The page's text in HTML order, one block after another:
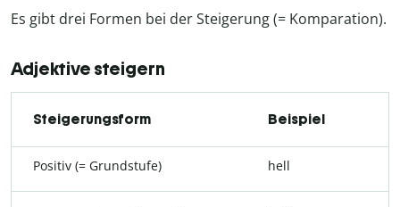
Es gibt drei Formen bei der Steigerung (= Komparation).
Adjektive steigern
Steigerungsform Beispiel
Positiv (= Grundstufe) hell